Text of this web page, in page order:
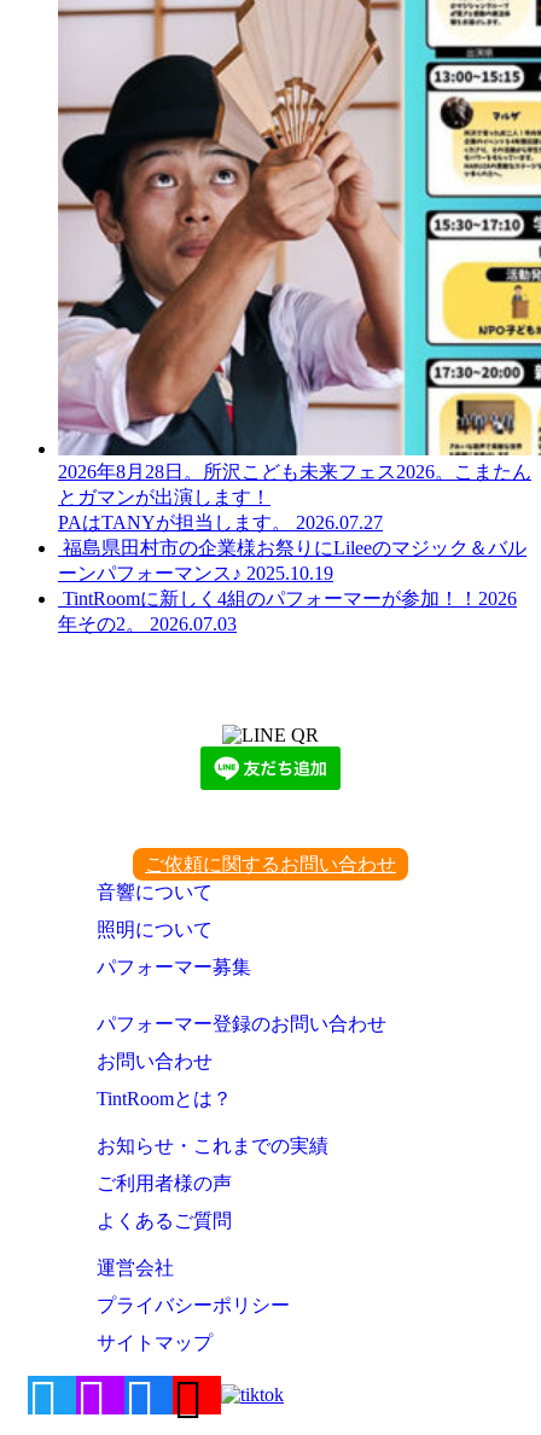
2026年8月28日。所沢こども未来フェス2026。こまたん
とガマンが出演します！
PAはTANYが担当します。
2026.07.27
福島県田村市の企業様お祭りにLileeのマジック＆バル
ーンパフォーマンス♪ 2025.10.19
TintRoomに新しく4組のパフォーマーが参加！！2026
年その2。
2026.07.03
ご依頼に関するお問い合わせ
音響について
照明について
パフォーマー募集
パフォーマー登録のお問い合わせ
お問い合わせ
TintRoomとは？
お知らせ・これまでの実績
ご利用者様の声
よくあるご質問
運営会社
プライバシーポリシー
サイトマップ